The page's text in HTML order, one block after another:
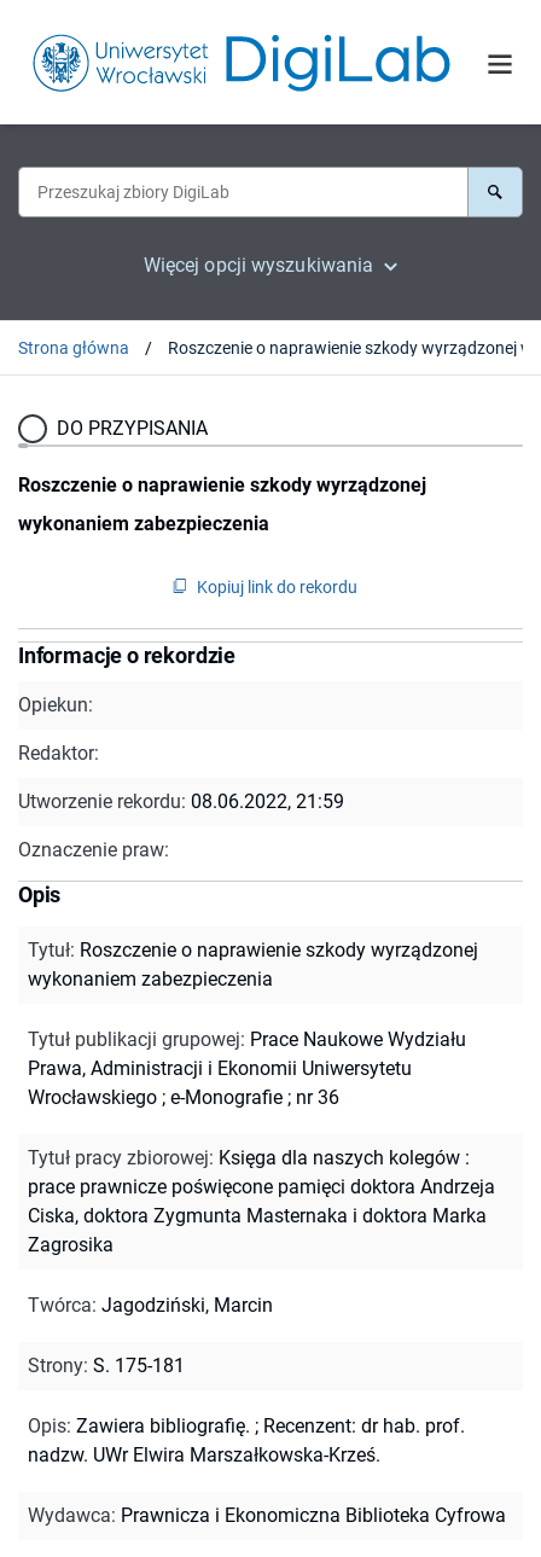
Więcej opcji wyszukiwania
Strona główna
DO PRZYPISANIA
Roszczenie o naprawienie szkody wyrządzonej
wykonaniem zabezpieczenia
Kopiuj link do rekordu
Informacje o rekordzie
Opiekun:
Redaktor:
Utworzenie rekordu: 08.06.2022, 21:59
Oznaczenie praw:
Opis
Tytuł: Roszczenie o naprawienie szkody wyrządzonej
wykonaniem zabezpieczenia
Tytuł publikacji grupowej: Prace Naukowe Wydziału
Prawa, Administracji i Ekonomii Uniwersytetu
Wrocławskiego ; e-Monografie ; nr 36
Tytuł pracy zbiorowej: Księga dla naszych kolegów :
prace prawnicze poświęcone pamięci doktora Andrzeja
Ciska, doktora Zygmunta Masternaka i doktora Marka
Zagrosika
Twórca: Jagodziński, Marcin
Strony: S. 175-181
Opis: Zawiera bibliografię. ; Recenzent: dr hab. prof.
nadzw. UWr Elwira Marszałkowska-Krześ.
Wydawca: Prawnicza i Ekonomiczna Biblioteka Cyfrowa